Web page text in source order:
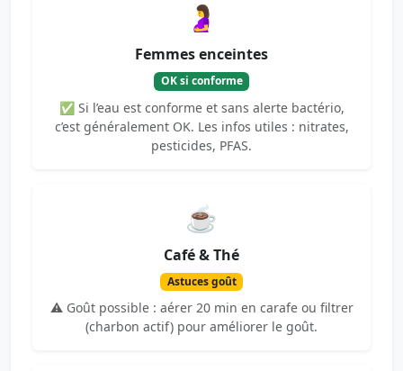
🤰
Femmes enceintes
OK si conforme
✅ Si l’eau est conforme et sans alerte bactério,
c’est généralement OK. Les infos utiles : nitrates,
pesticides, PFAS.
☕
Café & Thé
Astuces goût
⚠️ Goût possible : aérer 20 min en carafe ou filtrer
(charbon actif) pour améliorer le goût.